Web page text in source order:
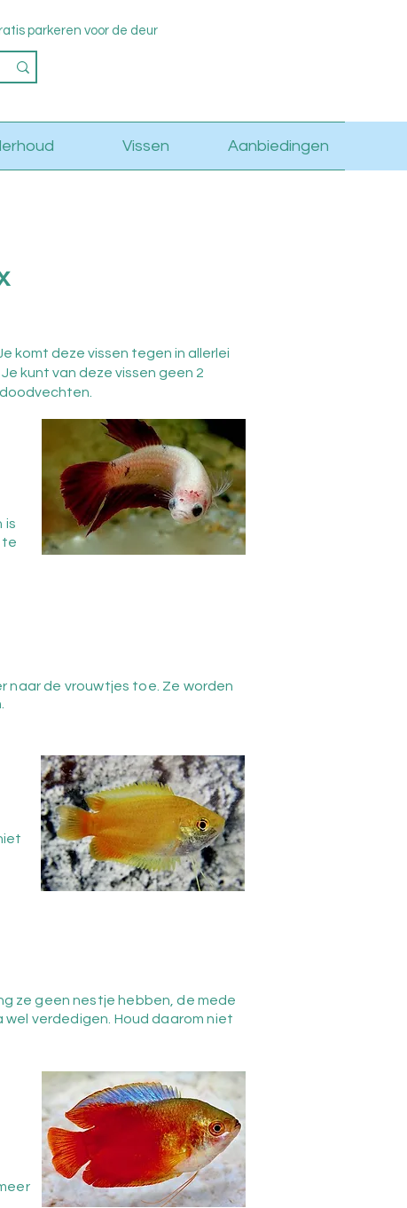
parkeren voor de deur
Vissen Aanbiedingen
komt deze vissen tegen in allerlei
kunt van deze vissen geen 2
is
te
naar de vrouwtjes toe. Ze worden
ze geen nestje hebben, de mede
verdedigen. Houd daarom niet